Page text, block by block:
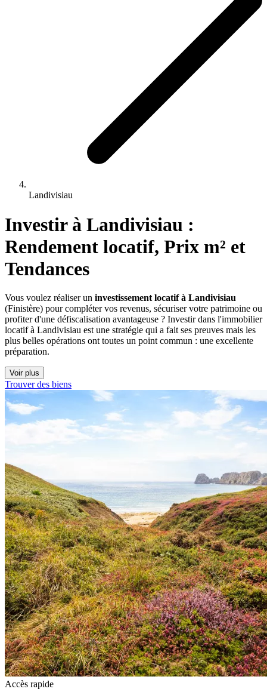
Landivisiau
Investir à Landivisiau :
Rendement locatif, Prix m² et
Tendances
Vous voulez réaliser un investissement locatif à Landivisiau
(Finistère) pour compléter vos revenus, sécuriser votre patrimoine ou
profiter d'une défiscalisation avantageuse ? Investir dans l'immobilier
locatif à Landivisiau est une stratégie qui a fait ses preuves mais les
plus belles opérations ont toutes un point commun : une excellente
préparation.
Voir plus
Trouver des biens
Accès rapide